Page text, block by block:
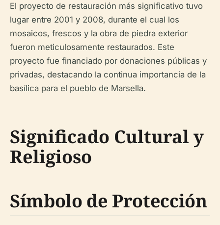
El proyecto de restauración más significativo tuvo
lugar entre 2001 y 2008, durante el cual los
mosaicos, frescos y la obra de piedra exterior
fueron meticulosamente restaurados. Este
proyecto fue financiado por donaciones públicas y
privadas, destacando la continua importancia de la
basílica para el pueblo de Marsella.
Significado Cultural y
Religioso
Símbolo de Protección